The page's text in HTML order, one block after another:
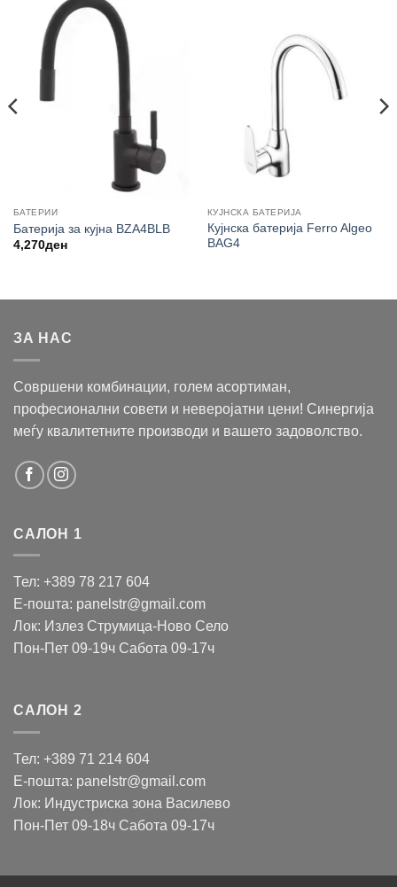
БАТЕРИИ
Батерија за кујна BZA4BLB
4,270ден
КУЈНСКА БАТЕРИЈА
Кујнска батерија Ferro Algeo
BAG4
ЗА НАС
Совршени комбинации, голем асортиман,
професионални совети и неверојатни цени! Синергија
меѓу квалитетните производи и вашето задоволство.
САЛОН 1
Тел: +389 78 217 604
Е-пошта: panelstr@gmail.com
Лок: Излез Струмица-Ново Село
Пон-Пет 09-19ч Сабота 09-17ч
САЛОН 2
Тел: +389 71 214 604
Е-пошта: panelstr@gmail.com
Лок: Индустриска зона Василево
Пон-Пет 09-18ч Сабота 09-17ч